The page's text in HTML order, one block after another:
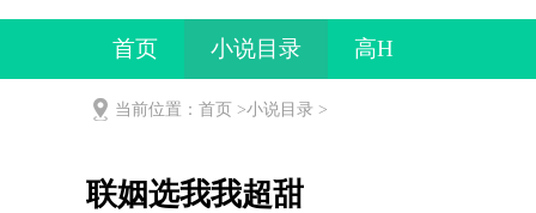
首页 小说目录 高H
当前位置：首页 >小说目录 >
联姻选我我超甜